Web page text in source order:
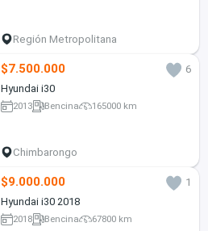
Región Metropolitana
$7.500.000
6
Hyundai i30
2013 Bencina 165000 km
Chimbarongo
$9.000.000
1
Hyundai i30 2018
2018 Bencina 67800 km